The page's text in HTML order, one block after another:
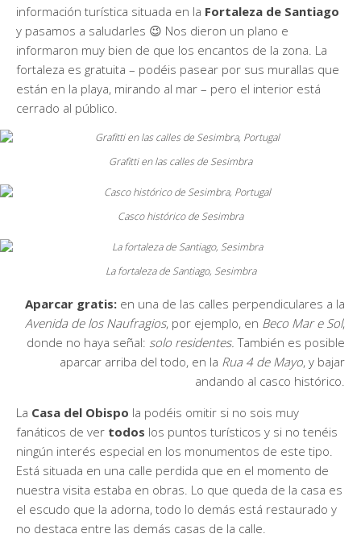
información turística situada en la Fortaleza de Santiago
y pasamos a saludarles 😉 Nos dieron un plano e
informaron muy bien de que los encantos de la zona. La
fortaleza es gratuita – podéis pasear por sus murallas que
están en la playa, mirando al mar – pero el interior está
cerrado al público.
Grafitti en las calles de Sesimbra
Casco histórico de Sesimbra
La fortaleza de Santiago, Sesimbra
Aparcar gratis: en una de las calles perpendiculares a la
Avenida de los Naufragios, por ejemplo, en Beco Mar e Sol,
donde no haya señal: solo residentes. También es posible
aparcar arriba del todo, en la Rua 4 de Mayo, y bajar
andando al casco histórico.
La Casa del Obispo la podéis omitir si no sois muy
fanáticos de ver todos los puntos turísticos y si no tenéis
ningún interés especial en los monumentos de este tipo.
Está situada en una calle perdida que en el momento de
nuestra visita estaba en obras. Lo que queda de la casa es
el escudo que la adorna, todo lo demás está restaurado y
no destaca entre las demás casas de la calle.